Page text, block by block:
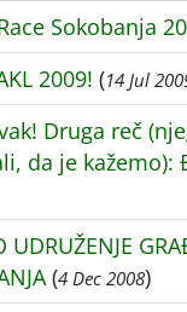
Sokobanja
2009! (14 Jul
Druga reč
da je kažemo):
UDRUŽENJE
(4 Dec 2008)